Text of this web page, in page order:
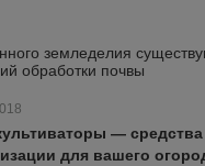
земледелия
обработки почвы
—
для вашего